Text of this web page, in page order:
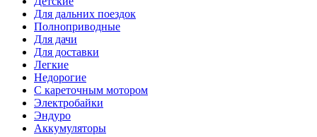
Для дальних поездок
Полноприводные
Для дачи
Для доставки
Легкие
Недорогие
С кареточным мотором
Электробайки
Эндуро
Аккумуляторы